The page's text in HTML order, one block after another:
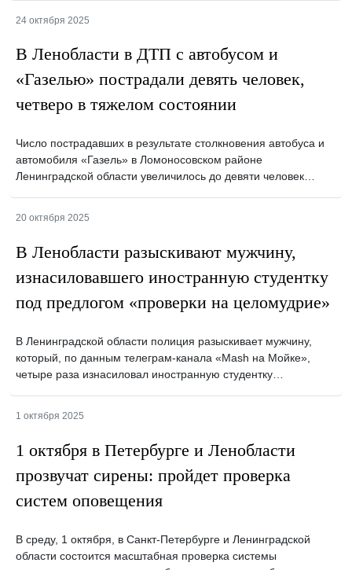
24 октября 2025
В Ленобласти в ДТП с автобусом и
«Газелью» пострадали девять человек,
четверо в тяжелом состоянии
Число пострадавших в результате столкновения автобуса и
автомобиля «Газель» в Ломоносовском районе
Ленинградской области увеличилось до девяти человек…
20 октября 2025
В Ленобласти разыскивают мужчину,
изнасиловавшего иностранную студентку
под предлогом «проверки на целомудрие»
В Ленинградской области полиция разыскивает мужчину,
который, по данным телеграм-канала «Mash на Мойке»,
четыре раза изнасиловал иностранную студентку…
1 октября 2025
1 октября в Петербурге и Ленобласти
прозвучат сирены: пройдет проверка
систем оповещения
В среду, 1 октября, в Санкт-Петербурге и Ленинградской
области состоится масштабная проверка системы